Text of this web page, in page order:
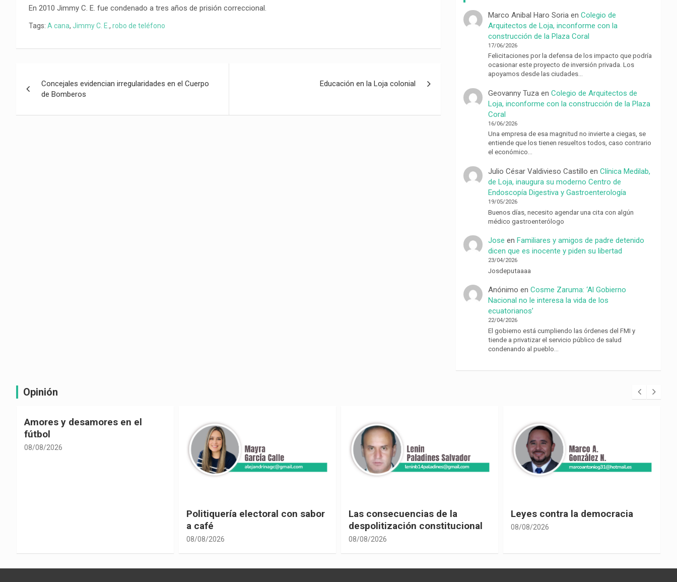
En 2010 Jimmy C. E. fue condenado a tres años de prisión correccional.
Tags: A cana, Jimmy C. E. , robo de teléfono
de
entradas
Concejales evidencian irregularidades en el Cuerpo
de Bomberos
Educación en la Loja colonial
Marco Anibal Haro Soria enColegio de
Arquitectos de Loja, inconforme con la
construcción de la Plaza Coral
17/06/2026
Felicitaciones por la defensa de los impacto que podría
ocasionar este proyecto de inversión privada. Los
apoyamos desde las ciudades…
Geovanny Tuza enColegio de Arquitectos de
Loja, inconforme con la construcción de la Plaza
Coral
16/06/2026
Una empresa de esa magnitud no invierte a ciegas, se
entiende que los tienen resueltos todos, caso contrario
el económico…
Julio César Valdivieso Castillo enClínica Medilab,
de Loja, inaugura su moderno Centro de
Endoscopía Digestiva y Gastroenterología
19/05/2026
Buenos días, necesito agendar una cita con algún
médico gastroenterólogo
Jose enFamiliares y amigos de padre detenido
dicen que es inocente y piden su libertad
23/04/2026
Josdeputaaaa
Anónimo enCosme Zaruma: ‘Al Gobierno
Nacional no le interesa la vida de los
ecuatorianos’
22/04/2026
El gobierno está cumpliendo las órdenes del FMI y
tiende a privatizar el servicio público de salud
condenando al pueblo…
Opinión
Las consecuencias de la
despolitización constitucional
08/08/2026
Leyes contra la democracia
08/08/2026
Cine ecuatoriano
08/08/2026